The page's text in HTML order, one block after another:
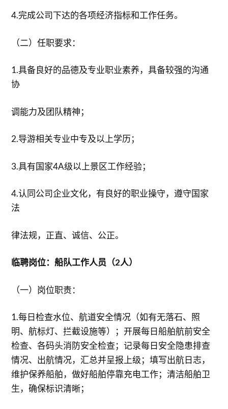
4.完成公司下达的各项经济指标和工作任务。
（二）任职要求：
1.具备良好的品德及专业职业素养，具备较强的沟通
协
调能力及团队精神；
2.导游相关专业中专及以上学历；
3.具有国家4A级以上景区工作经验；
4.认同公司企业文化，有良好的职业操守，遵守国家
法
律法规，正直、诚信、公正。
临聘岗位：船队工作人员（2人）
（一）岗位职责：
1.每日检查水位、航道安全情况（如有无落石、照
明、航标灯、拦截设施等）；开展每日船舶航前安全
检查、各码头消防安全检查；记录每日安全隐患排查
情况、出航情况，汇总并呈报上级；填写出航日志，
维护保养船舶，做好船舶停靠充电工作；清洁船舶卫
生，确保标识清晰；